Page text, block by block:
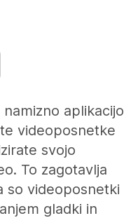
aplikacijo
videoposnetke
svojo
To zagotavlja
so videoposnetki
gladki in